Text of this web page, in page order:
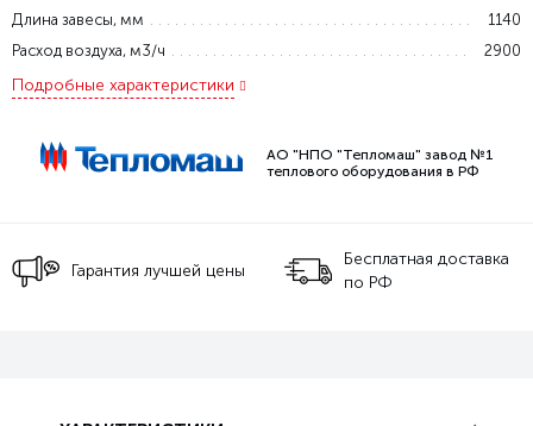
Длина завесы, мм
1140
Расход воздуха, м3/ч
2900
Подробные характеристики
АО "НПО "Тепломаш" завод №1
теплового оборудования в РФ
Гарантия лучшей цены
Бесплатная доставка
по РФ